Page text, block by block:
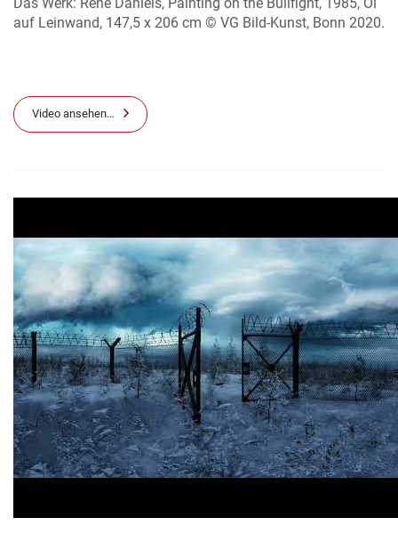
auf Leinwand, 147,5 x 206 cm © VG Bild-Kunst, Bonn 2020.
Video ansehen…